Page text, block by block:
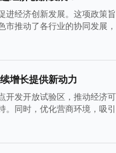
进经济创新发展。这项政策
市推动了各行业的协同发展
增长提供新动力
开发开放试验区，推动经济
。同时，优化营商环境，吸